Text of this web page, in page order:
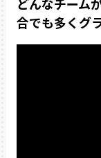
合でも多くグ